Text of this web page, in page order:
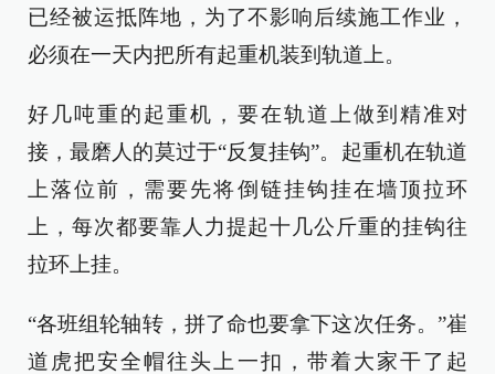
已经被运抵阵地，为了不影响后续施工作业，
必须在一天内把所有起重机装到轨道上。
好几吨重的起重机，要在轨道上做到精准对
接，最磨人的莫过于“反复挂钩”。起重机在轨道
上落位前，需要先将倒链挂钩挂在墙顶拉环
上，每次都要靠人力提起十几公斤重的挂钩往
拉环上挂。
“各班组轮轴转，拼了命也要拿下这次任务。”崔
道虎把安全帽往头上一扣，带着大家干了起